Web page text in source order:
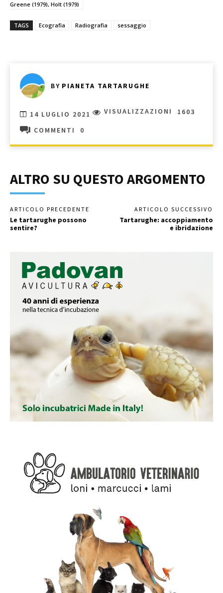
Greene (1979), Holt (1979)
TAGS Ecografia Radiografia sessaggio
BY PIANETA TARTARUGHE
14 LUGLIO 2021 VISUALIZZAZIONI 1603
COMMENTI 0
ALTRO SU QUESTO ARGOMENTO
ARTICOLO PRECEDENTE
Le tartarughe possono
sentire?
ARTICOLO SUCCESSIVO
Tartarughe: accoppiamento
e ibridazione